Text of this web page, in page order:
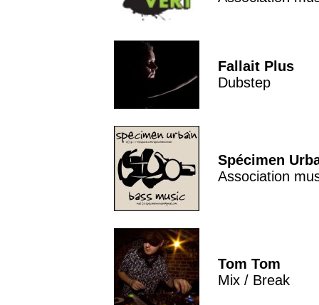
Fallait Plus
Dubstep
Spécimen
Association
Tom Tom
Mix / Break